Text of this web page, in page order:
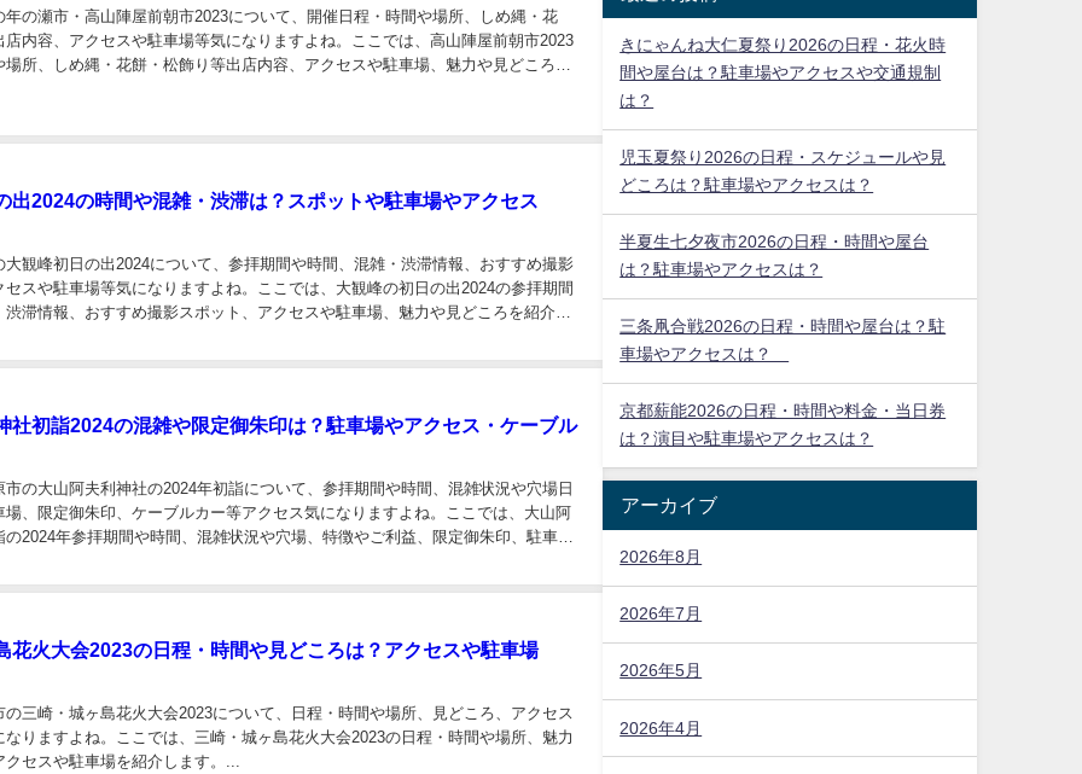
年の瀬市・高山陣屋前朝市2023について、開催日程・時間や場所、しめ縄・花
店内容、アクセスや駐車場等気になりますよね。ここでは、高山陣屋前朝市2023
場所、しめ縄・花餅・松飾り等出店内容、アクセスや駐車場、魅力や見どころを
出2024の時間や混雑・渋滞は？スポットや駐車場やアクセス
大観峰初日の出2024について、参拝期間や時間、混雑・渋滞情報、おすすめ撮影
セスや駐車場等気になりますよね。ここでは、大観峰の初日の出2024の参拝期間
渋滞情報、おすすめ撮影スポット、アクセスや駐車場、魅力や見どころを紹介し
社初詣2024の混雑や限定御朱印は？駐車場やアクセス・ケーブル
市の大山阿夫利神社の2024年初詣について、参拝期間や時間、混雑状況や穴場日
場、限定御朱印、ケーブルカー等アクセス気になりますよね。ここでは、大山阿
の2024年参拝期間や時間、混雑状況や穴場、特徴やご利益、限定御朱印、駐車
花火大会2023の日程・時間や見どころは？アクセスや駐車場
の三崎・城ヶ島花火大会2023について、日程・時間や場所、見どころ、アクセス
なりますよね。ここでは、三崎・城ヶ島花火大会2023の日程・時間や場所、魅力
セスや駐車場を紹介します。...
きにゃんね大仁夏祭り2026の日程・花火時
間や屋台は？駐車場やアクセスや交通規制
は？
児玉夏祭り2026の日程・スケジュールや見
どころは？駐車場やアクセスは？
半夏生七夕夜市2026の日程・時間や屋台
は？駐車場やアクセスは？
三条凧合戦2026の日程・時間や屋台は？駐
車場やアクセスは？
京都薪能2026の日程・時間や料金・当日券
は？演目や駐車場やアクセスは？
アーカイブ
2026年8月
2026年7月
2026年5月
2026年4月